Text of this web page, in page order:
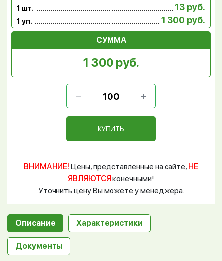
1 шт. 13 руб.
1 уп. 1 300 руб.
СУММА
1 300 руб.
КУПИТЬ
ВНИМАНИЕ! Цены, представленные на сайте, НЕ
ЯВЛЯЮТСЯ конечными!
Уточнить цену Вы можете у менеджера.
Описание Характеристики
Документы